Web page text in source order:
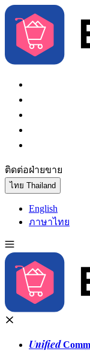
ติดต่อฝ่ายขาย
ไทย Thailand
English
ภาษาไทย
Unified